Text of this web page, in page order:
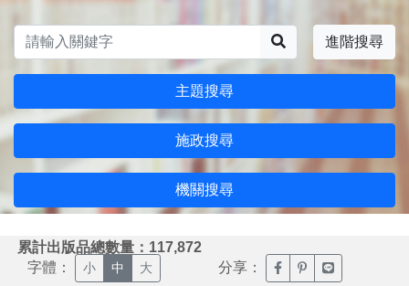
進階搜尋
主題搜尋
施政搜尋
機關搜尋
累計出版品總數量：117,872
字體： 小 中 大 分享： 臉書分享(另開新視窗)
噗浪分享(另開新
Line分享(另